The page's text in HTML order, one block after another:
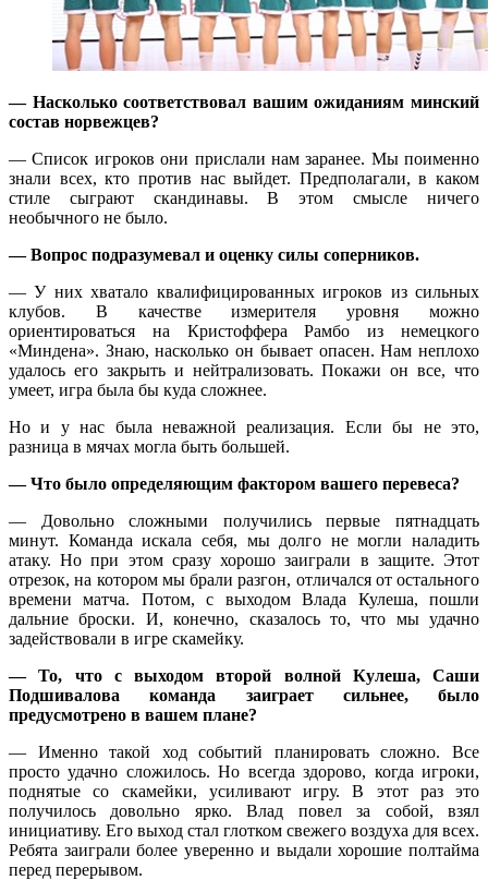
— Насколько соответствовал вашим ожиданиям минский
состав норвежцев?
— Список игроков они прислали нам заранее. Мы поименно
знали всех, кто против нас выйдет. Предполагали, в каком
стиле сыграют скандинавы. В этом смысле ничего
необычного не было.
— Вопрос подразумевал и оценку силы соперников.
— У них хватало квалифицированных игроков из сильных
клубов. В качестве измерителя уровня можно
ориентироваться на Кристоффера Рамбо из немецкого
«Миндена». Знаю, насколько он бывает опасен. Нам неплохо
удалось его закрыть и нейтрализовать. Покажи он все, что
умеет, игра была бы куда сложнее.
Но и у нас была неважной реализация. Если бы не это,
разница в мячах могла быть большей.
— Что было определяющим фактором вашего перевеса?
— Довольно сложными получились первые пятнадцать
минут. Команда искала себя, мы долго не могли наладить
атаку. Но при этом сразу хорошо заиграли в защите. Этот
отрезок, на котором мы брали разгон, отличался от остального
времени матча. Потом, с выходом Влада Кулеша, пошли
дальние броски. И, конечно, сказалось то, что мы удачно
задействовали в игре скамейку.
— То, что с выходом второй волной Кулеша, Саши
Подшивалова команда заиграет сильнее, было
предусмотрено в вашем плане?
— Именно такой ход событий планировать сложно. Все
просто удачно сложилось. Но всегда здорово, когда игроки,
поднятые со скамейки, усиливают игру. В этот раз это
получилось довольно ярко. Влад повел за собой, взял
инициативу. Его выход стал глотком свежего воздуха для всех.
Ребята заиграли более уверенно и выдали хорошие полтайма
перед перерывом.